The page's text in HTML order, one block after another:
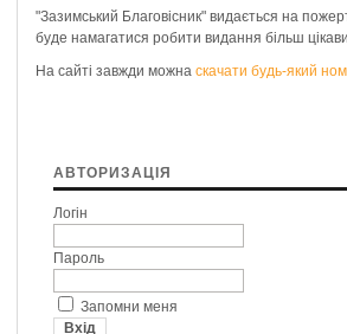
"Зазимський Благовісник" видається на
буде намагатися робити видання більш
На сайті завжди можна скачати будь-який
АВТОРИЗАЦІЯ
Логін
Пароль
Запомни меня